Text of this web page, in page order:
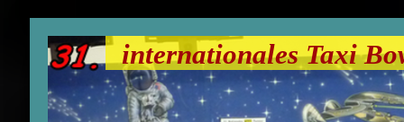
internationales Taxi